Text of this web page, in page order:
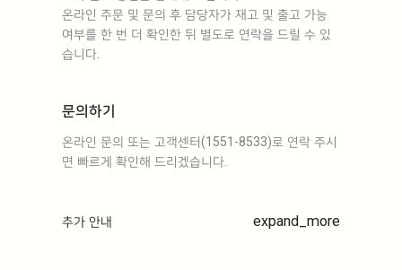
온라인 주문 및 문의 후 담당자가 재고 및 출고 가능
여부를 한 번 더 확인한 뒤 별도로 연락을 드릴 수 있
습니다.
문의하기
온라인 문의 또는 고객센터(1551-8533)로 연락 주시
면 빠르게 확인해 드리겠습니다.
추가 안내 expand_more